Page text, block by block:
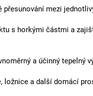
přesunování mezi
s horkými částmi a
a účinný tepelný
ložnice a další domácí